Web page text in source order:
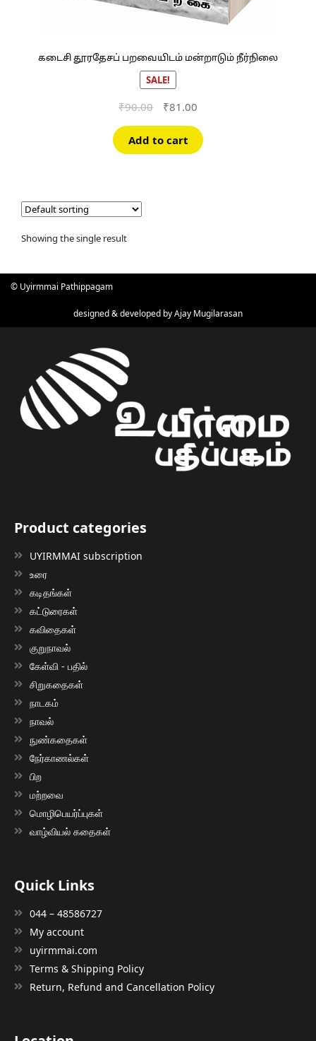
கடைசி தூரதேசப் பறவையிடம் மன்றாடும் நீர்நிலை
SALE!
₹90.00
Original
was:
₹90.00.
₹81.00Current
is:
₹81.00.
Add to cart
Showing the single result
© Uyirmmai Pathippagam
designed & developed byAjay Mugilarasan
Product categories
UYIRMMAI subscription
உரை
கடிதங்கள்
கட்டுரைகள்
கவிதைகள்
குறுநாவல்
கேள்வி - பதில்
சிறுகதைகள்
நாடகம்
நாவல்
நுண்கதைகள்
நேர்காணல்கள்
பிற
மற்றவை
மொழிபெயர்ப்புகள்
வாழ்வியல் கதைகள்
Quick Links
044 – 48586727
My account
uyirmmai.com
Terms & Shipping Policy
Return, Refund and Cancellation Policy